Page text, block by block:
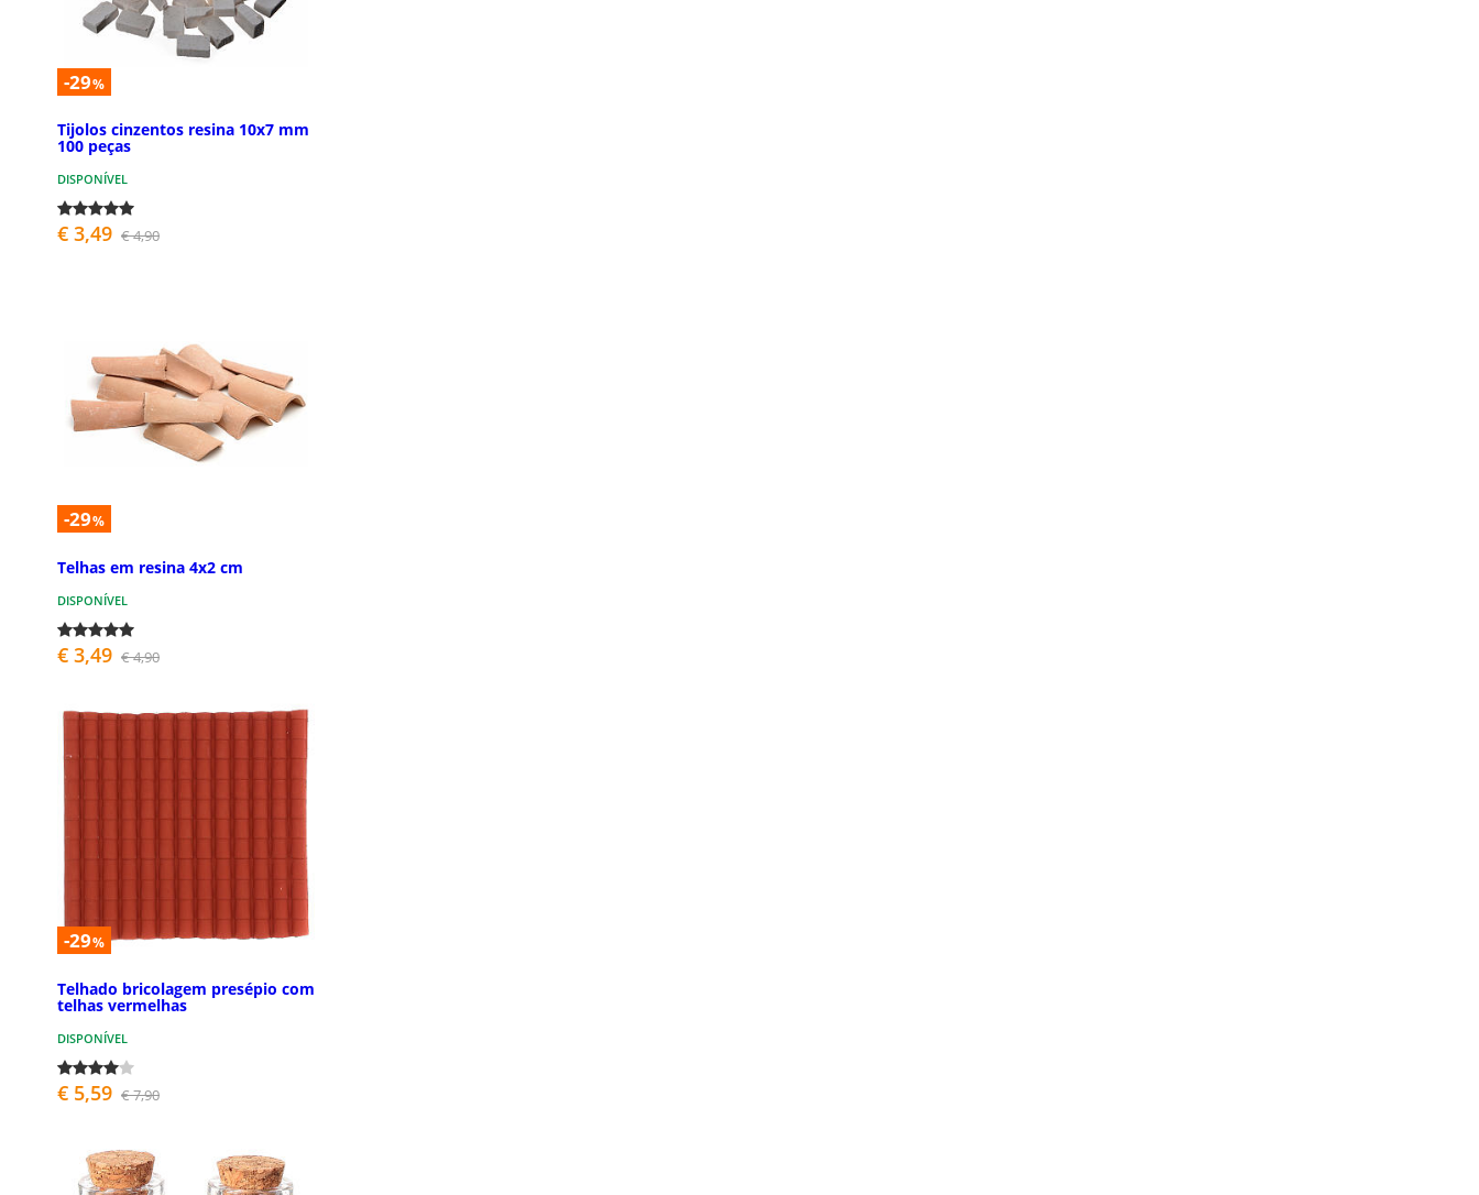
-29%
Tijolos cinzentos resina 10x7 mm
100 peças
DISPONÍVEL
€ 3,49 € 4,90
-29%
Telhas em resina 4x2 cm
DISPONÍVEL
€ 3,49 € 4,90
-29%
Telhado bricolagem presépio com
telhas vermelhas
DISPONÍVEL
€ 5,59 € 7,90